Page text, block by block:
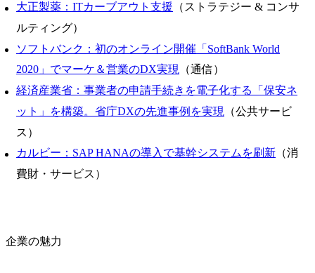
大正製薬：ITカーブアウト支援 （ストラテジー & コンサ
ルティング）
ソフトバンク：初のオンライン開催「SoftBank World
2020」でマーケ＆営業のDX実現
（通信）
経済産業省：事業者の申請手続きを電子化する「保安ネ
ット」を構築。省庁DXの先進事例を実現
（公共サービ
ス）
カルビー：SAP HANAの導入で基幹システムを刷新 （消
費財・サービス）
企業の魅力